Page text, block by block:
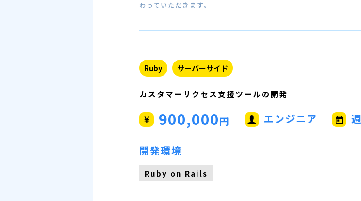
わっていただきます。
Ruby サーバーサイド
カスタマーサクセス支援ツールの開発
900,000円 エンジニア
開発環境
Ruby on Rails